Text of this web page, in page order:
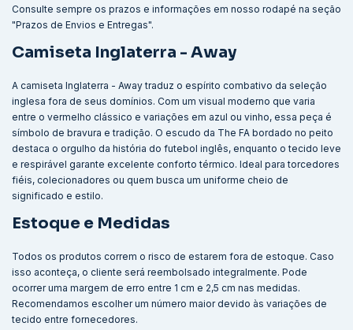
Consulte sempre os prazos e informações em nosso rodapé na seção
"Prazos de Envios e Entregas".
Camiseta Inglaterra - Away
A camiseta Inglaterra - Away traduz o espírito combativo da seleção
inglesa fora de seus domínios. Com um visual moderno que varia
entre o vermelho clássico e variações em azul ou vinho, essa peça é
símbolo de bravura e tradição. O escudo da The FA bordado no peito
destaca o orgulho da história do futebol inglês, enquanto o tecido leve
e respirável garante excelente conforto térmico. Ideal para torcedores
fiéis, colecionadores ou quem busca um uniforme cheio de
significado e estilo.
Estoque e Medidas
Todos os produtos correm o risco de estarem fora de estoque. Caso
isso aconteça, o cliente será reembolsado integralmente. Pode
ocorrer uma margem de erro entre 1 cm e 2,5 cm nas medidas.
Recomendamos escolher um número maior devido às variações de
tecido entre fornecedores.